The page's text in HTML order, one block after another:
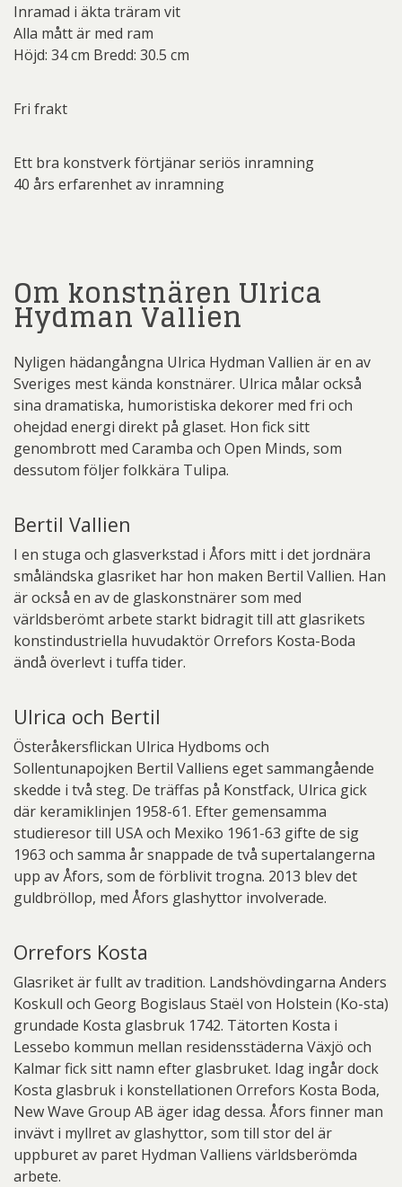
Inramad i äkta träram vit
Alla mått är med ram
Höjd: 34 cm Bredd: 30.5 cm
Fri frakt
Ett bra konstverk förtjänar seriös inramning
40 års erfarenhet av inramning
Om konstnären Ulrica
Hydman Vallien
Nyligen hädangångna Ulrica Hydman Vallien är en av
Sveriges mest kända konstnärer. Ulrica målar också
sina dramatiska, humoristiska dekorer med fri och
ohejdad energi direkt på glaset. Hon fick sitt
genombrott med Caramba och Open Minds, som
dessutom följer folkkära Tulipa.
Bertil Vallien
I en stuga och glasverkstad i Åfors mitt i det jordnära
småländska glasriket har hon maken Bertil Vallien. Han
är också en av de glaskonstnärer som med
världsberömt arbete starkt bidragit till att glasrikets
konstindustriella huvudaktör Orrefors Kosta-Boda
ändå överlevt i tuffa tider.
Ulrica och Bertil
Österåkersflickan Ulrica Hydboms och
Sollentunapojken Bertil Valliens eget sammangående
skedde i två steg. De träffas på Konstfack, Ulrica gick
där keramiklinjen 1958-61. Efter gemensamma
studieresor till USA och Mexiko 1961-63 gifte de sig
1963 och samma år snappade de två supertalangerna
upp av Åfors, som de förblivit trogna. 2013 blev det
guldbröllop, med Åfors glashyttor involverade.
Orrefors Kosta
Glasriket är fullt av tradition. Landshövdingarna Anders
Koskull och Georg Bogislaus Staël von Holstein (Ko-sta)
grundade Kosta glasbruk 1742. Tätorten Kosta i
Lessebo kommun mellan residensstäderna Växjö och
Kalmar fick sitt namn efter glasbruket. Idag ingår dock
Kosta glasbruk i konstellationen Orrefors Kosta Boda,
New Wave Group AB äger idag dessa. Åfors finner man
invävt i myllret av glashyttor, som till stor del är
uppburet av paret Hydman Valliens världsberömda
arbete.